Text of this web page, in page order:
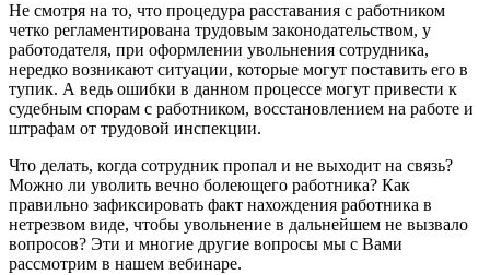
Не смотря на то, что процедура расставания с работником
четко регламентирована трудовым законодательством, у
работодателя, при оформлении увольнения сотрудника,
нередко возникают ситуации, которые могут поставить его в
тупик. А ведь ошибки в данном процессе могут привести к
судебным спорам с работником, восстановлением на работе и
штрафам от трудовой инспекции.
Что делать, когда сотрудник пропал и не выходит на связь?
Можно ли уволить вечно болеющего работника? Как
правильно зафиксировать факт нахождения работника в
нетрезвом виде, чтобы увольнение в дальнейшем не вызвало
вопросов? Эти и многие другие вопросы мы с Вами
рассмотрим в нашем вебинаре.